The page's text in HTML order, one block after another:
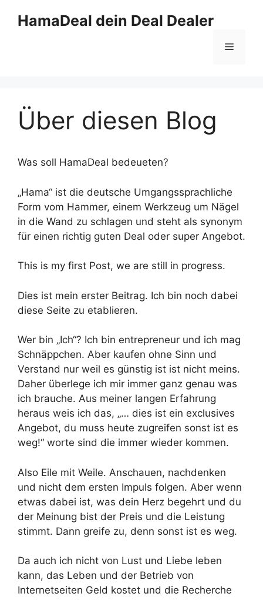
InhaltHamaDeal dein Deal Dealer
Menü
Über diesen Blog
Was soll HamaDeal bedeueten?
„Hama“ ist die deutsche Umgangssprachliche
Form vom Hammer, einem Werkzeug um Nägel
in die Wand zu schlagen und steht als synonym
für einen richtig guten Deal oder super Angebot.
This is my first Post, we are still in progress.
Dies ist mein erster Beitrag. Ich bin noch dabei
diese Seite zu etablieren.
Wer bin „Ich“? Ich bin entrepreneur und ich mag
Schnäppchen. Aber kaufen ohne Sinn und
Verstand nur weil es günstig ist ist nicht meins.
Daher überlege ich mir immer ganz genau was
ich brauche. Aus meiner langen Erfahrung
heraus weis ich das, „… dies ist ein exclusives
Angebot, du muss heute zugreifen sonst ist es
weg!“ worte sind die immer wieder kommen.
Also Eile mit Weile. Anschauen, nachdenken
und nicht dem ersten Impuls folgen. Aber wenn
etwas dabei ist, was dein Herz begehrt und du
der Meinung bist der Preis und die Leistung
stimmt. Dann greife zu, denn sonst ist es weg.
Da auch ich nicht von Lust und Liebe leben
kann, das Leben und der Betrieb von
Internetseiten Geld kostet und die Recherche